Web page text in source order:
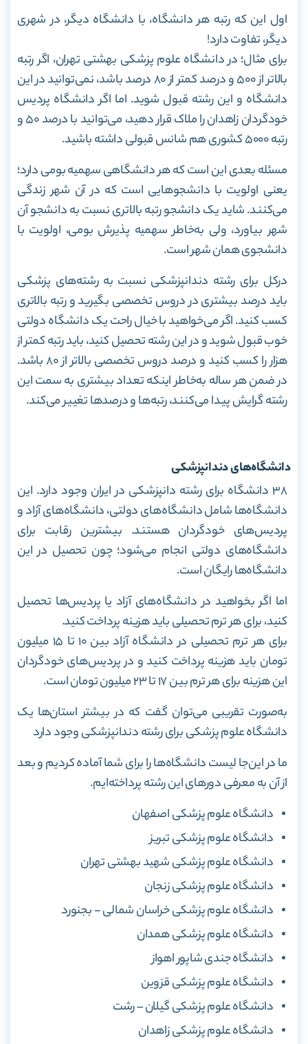
اول این که رتبه هر دانشگاه، با دانشگاه دیگر، در شهری
دیگر، تفاوت دارد!
برای مثال؛ در دانشگاه علوم پزشکی بهشتی تهران، اگر رتبه
بالاتر از ۵۰۰ و درصد کمتر از ۸۰ درصد باشد، نمی‌توانید در این
دانشگاه و این رشته قبول شوید. اما اگر دانشگاه پردیس
خودگردان زاهدان را ملاک قرار دهید، می‌توانید با درصد ۵۰ و
رتبه ۵۰۰۰ کشوری هم شانس قبولی داشته باشید.
مسئله بعدی این است که هر دانشگاهی سهمیه بومی دارد؛
یعنی اولویت با دانشجوهایی است که در آن شهر زندگی
می‌کنند. شاید یک دانشجو رتبه بالاتری نسبت به دانشجو آن
شهر بیاورد، ولی به‌خاطر سهمیه پذیرش بومی، اولویت با
دانشجوی همان شهر است.
درکل برای رشته دندانپزشکی نسبت به رشته‌های پزشکی
باید درصد بیشتری در دروس تخصصی بگیرید و رتبه بالاتری
کسب کنید. اگر می‌خواهید با خیال راحت یک دانشگاه دولتی
خوب قبول شوید و در این رشته تحصیل کنید، باید رتبه کمتر از
هزار را کسب کنید و درصد دروس تخصصی بالاتر از ۸٠ باشد.
در ضمن هر ساله به‌خاطر اینکه تعداد بیشتری به‌ سمت این
رشته گرایش پیدا می‌کنند، رتبه‌ها و درصدها تغییر می‌کند.
دانشگاه‌های دندانپزشکی
۳۸ دانشگاه برای رشته دانپزشکی در ایران وجود دارد. این
دانشگاه‌ها شامل دانشگاه‌های دولتی، دانشگاه‌های آزاد و
پردیس‌های خودگردان هستند. بیشترین رقابت برای
دانشگاه‌های دولتی انجام می‌شود؛ چون تحصیل در این
دانشگاه‌ها رایگان است.
اما اگر بخواهید در دانشگاه‌های آزاد یا پردیس‌ها تحصیل
کنید، برای هر ترم تحصیلی باید هزینه پرداخت کنید.
برای هر ترم تحصیلی در دانشگاه آزاد بین ۱۰ تا ۱۵ میلیون
تومان باید هزینه پرداخت کنید و در پردیس‌های خودگردان
این هزینه برای هر ترم بین ۱۷ تا ۲۳ میلیون تومان است.
به‌صورت تقریبی می‌توان گفت که در بیشتر استان‌ها یک
دانشگاه علوم پزشکی برای رشته دندانپزشکی وجود دارد
ما در این‌جا لیست دانشگاه‌ها را برای شما آماده کردیم و بعد
از آن به معرفی دورهای این رشته پرداخته‌ایم.
دانشگاه علوم پزشکی اصفهان
دانشگاه علوم پزشکی تبریز
دانشگاه علوم پزشکی شهید بهشتی تهران
دانشگاه علوم پزشکی زنجان
دانشگاه علوم پزشکی خراسان شمالی‌ -‌ بجنورد
دانشگاه علوم پزشکی همدان
دانشگاه جندی شاپور اهواز
دانشگاه علوم پزشکی قزوین
دانشگاه علوم پزشکی گیلان – رشت
دانشگاه علوم پزشکی زاهدان